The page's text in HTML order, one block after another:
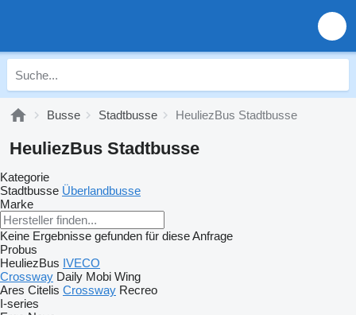
Busse Stadtbusse HeuliezBus Stadtbusse
HeuliezBus Stadtbusse
Kategorie
Stadtbusse Überlandbusse
Marke
Keine Ergebnisse gefunden für diese Anfrage
Probus
HeuliezBus IVECO
Crossway Daily Mobi Wing
Ares Citelis Crossway Recreo
I-series